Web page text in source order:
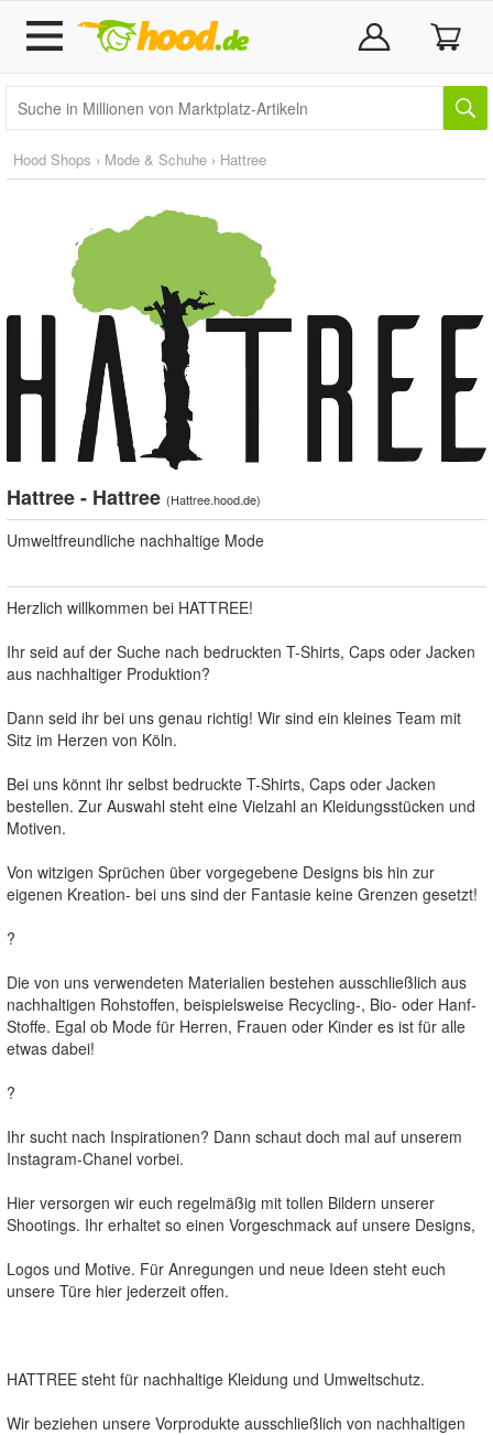
Hood Shops › Mode & Schuhe › Hattree
Hattree - Hattree (Hattree.hood.de)
Umweltfreundliche nachhaltige Mode
Herzlich willkommen bei HATTREE!
Ihr seid auf der Suche nach bedruckten T-Shirts, Caps oder Jacken
aus nachhaltiger Produktion?
Dann seid ihr bei uns genau richtig! Wir sind ein kleines Team mit
Sitz im Herzen von Köln.
Bei uns könnt ihr selbst bedruckte T-Shirts, Caps oder Jacken
bestellen. Zur Auswahl steht eine Vielzahl an Kleidungsstücken und
Motiven.
Von witzigen Sprüchen über vorgegebene Designs bis hin zur
eigenen Kreation- bei uns sind der Fantasie keine Grenzen gesetzt!
?
Die von uns verwendeten Materialien bestehen ausschließlich aus
nachhaltigen Rohstoffen, beispielsweise Recycling-, Bio- oder Hanf-
Stoffe. Egal ob Mode für Herren, Frauen oder Kinder es ist für alle
etwas dabei!
?
Ihr sucht nach Inspirationen? Dann schaut doch mal auf unserem
Instagram-Chanel vorbei.
Hier versorgen wir euch regelmäßig mit tollen Bildern unserer
Shootings. Ihr erhaltet so einen Vorgeschmack auf unsere Designs,
Logos und Motive. Für Anregungen und neue Ideen steht euch
unsere Türe hier jederzeit offen.
HATTREE steht für nachhaltige Kleidung und Umweltschutz.
Wir beziehen unsere Vorprodukte ausschließlich von nachhaltigen